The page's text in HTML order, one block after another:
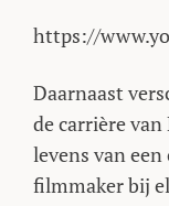
https://
Daarnaast
de carrière van
levens van
filmmaker bij